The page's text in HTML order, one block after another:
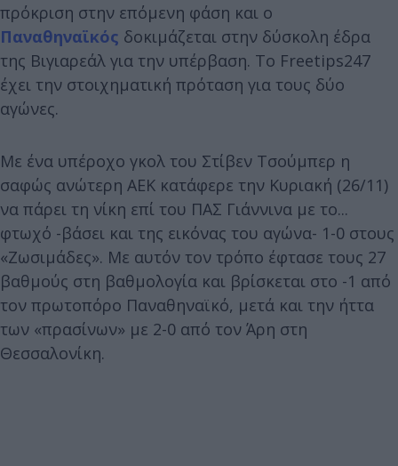
πρόκριση στην επόμενη φάση και ο
Παναθηναϊκός δοκιμάζεται στην δύσκολη έδρα
της Βιγιαρεάλ για την υπέρβαση. Το Freetips247
έχει την στοιχηματική πρόταση για τους δύο
αγώνες.
Με ένα υπέροχο γκολ του Στίβεν Τσούμπερ η
σαφώς ανώτερη ΑΕΚ κατάφερε την Κυριακή (26/11)
να πάρει τη νίκη επί του ΠΑΣ Γιάννινα με το...
φτωχό -βάσει και της εικόνας του αγώνα- 1-0 στους
«Ζωσιμάδες». Με αυτόν τον τρόπο έφτασε τους 27
βαθμούς στη βαθμολογία και βρίσκεται στο -1 από
τον πρωτοπόρο Παναθηναϊκό, μετά και την ήττα
των «πρασίνων» με 2-0 από τον Άρη στη
Θεσσαλονίκη.